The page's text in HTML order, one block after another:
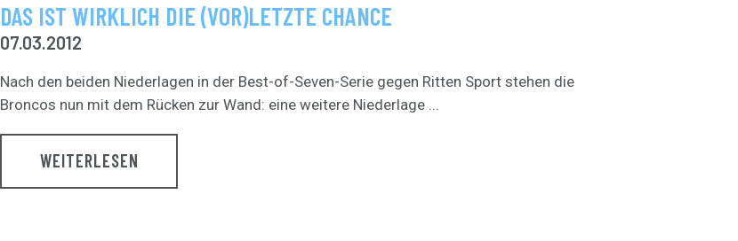
DAS IST WIRKLICH DIE (VOR)LETZTE CHANCE
07.03.2012
Nach den beiden Niederlagen in der Best-of-Seven-Serie gegen Ritten Sport stehen die
Broncos nun mit dem Rücken zur Wand: eine weitere Niederlage ...
WEITERLESEN